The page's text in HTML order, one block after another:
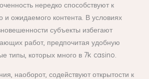
нередко способствуют к
и ожидаемого контента. В условиях
субъекты избегают
работ, предпочитая удобную
типы, которых много в 7k casino.
наоборот, содействуют открытости к